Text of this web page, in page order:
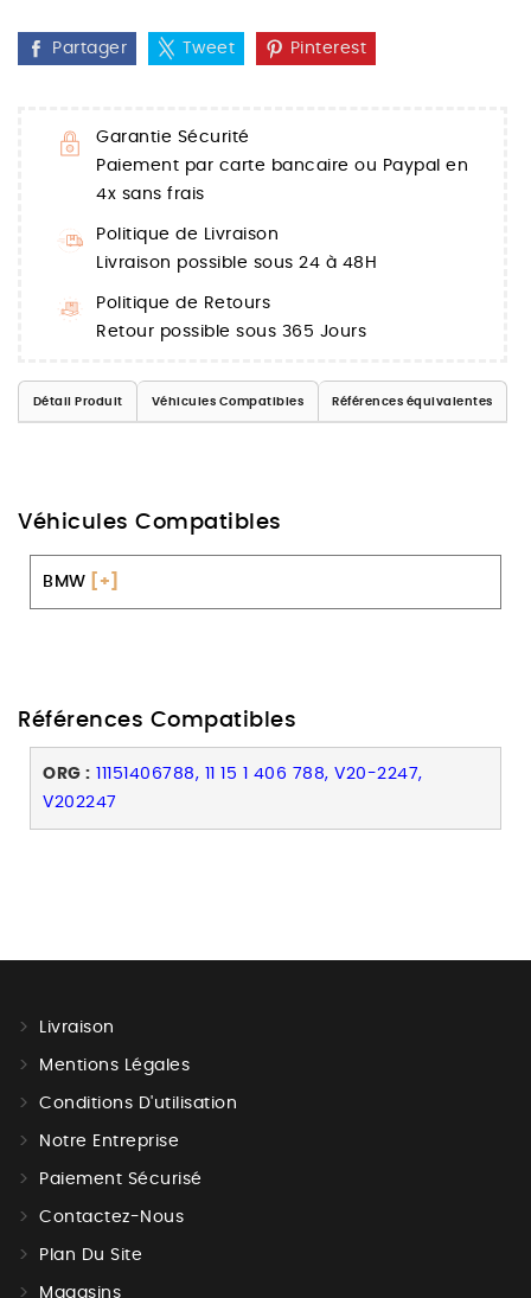
Partager Tweet Pinterest
Garantie Sécurité
Paiement par carte bancaire ou Paypal en
4x sans frais
Politique de Livraison
Livraison possible sous 24 à 48H
Politique de Retours
Retour possible sous 365 Jours
Détail Produit Véhicules Compatibles Références équivalentes
Véhicules Compatibles
BMW [+]
Références Compatibles
ORG :
11151406788, 11 15 1 406 788, V20-2247,
V202247
Livraison
Mentions Légales
Conditions D'utilisation
Notre Entreprise
Paiement Sécurisé
Contactez-Nous
Plan Du Site
Magasins